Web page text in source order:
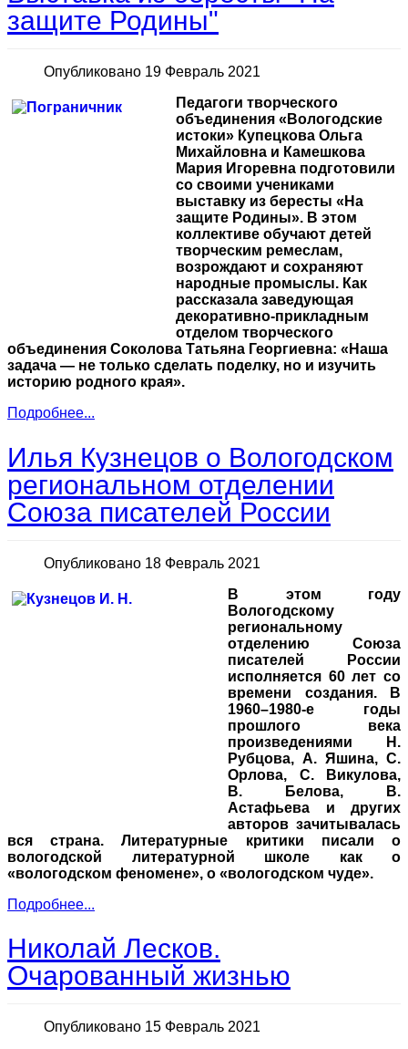
защите Родины"
Опубликовано 19 Февраль 2021
Педагоги творческого
объединения «Вологодские
истоки» Купецкова Ольга
Михайловна и Камешкова
Мария Игоревна подготовили
со своими учениками
выставку из бересты «На
защите Родины». В этом
коллективе обучают детей
творческим ремеслам,
возрождают и сохраняют
народные промыслы. Как
рассказала заведующая
декоративно-прикладным
отделом творческого
объединения Соколова Татьяна Георгиевна: «Наша
задача — не только сделать поделку, но и изучить
историю родного края».
Подробнее...
Илья Кузнецов о Вологодском
региональном отделении
Союза писателей России
Опубликовано 18 Февраль 2021
В этом году
Вологодскому
региональному
отделению Союза
писателей России
исполняется 60 лет со
времени создания. В
1960–1980-е годы
прошлого века
произведениями Н.
Рубцова, А. Яшина, C.
Орлова, С. Викулова,
В. Белова, В.
Астафьева и других
авторов зачитывалась
вся страна. Литературные критики писали о
вологодской литературной школе как о
«вологодском феномене», о «вологодском чуде».
Подробнее...
Николай Лесков.
Очарованный жизнью
Опубликовано 15 Февраль 2021